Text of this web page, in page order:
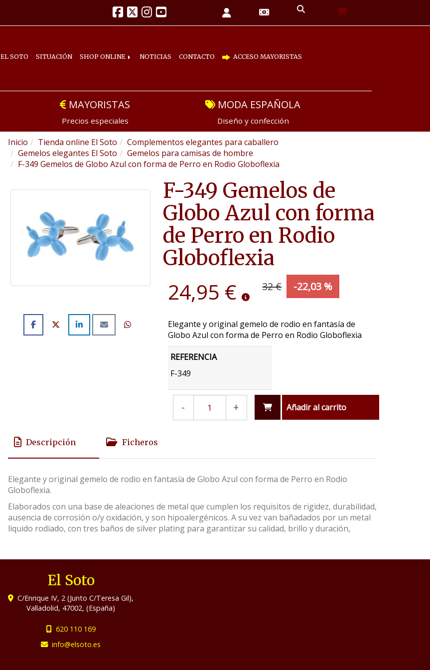
EL SOTO SITUACIÓN SHOP ONLINE NOTICIAS CONTACTO ACCESO MAYORISTAS
MAYORISTAS
Precios especiales
MODA ESPAÑOLA
Diseño y confección
Inicio Tienda online El Soto
Complementos elegantes para caballero
Gemelos elegantes El Soto
Gemelos para camisas de hombre
F-349 Gemelos de Globo Azul con forma de Perro en Rodio Globoflexia
F-349 Gemelos de
Globo Azul con forma
de Perro en Rodio
Globoflexia
24,95 € 32 € -22,03 %
Elegante y original gemelo de rodio en fantasía de
Globo Azul con forma de Perro en Rodio Globoflexia
REFERENCIA
F-349
- + Añadir al carrito
Descripción Ficheros
Elegante y original gemelo de rodio en fantasía de Globo Azul con forma de Perro en Rodio
Globoflexia.
Elaborados con una base de aleaciones de metal que cumplen los requisitos de rigidez, durabilidad,
ausencia de corrosión o/y oxidación, y son hipoalergénicos. A su vez van bañadados por un metal
liquido rodiado, con tres baños de silver plating para garantizar su calidad, brillo y duración,
El Soto
C/Enrique IV, 2 (Junto C/Teresa Gil),
Valladolid, 47002,(España)
620 110 169
info
elsoto.es